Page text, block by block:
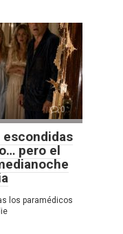
0
escondidas
pero el
los paramédicos